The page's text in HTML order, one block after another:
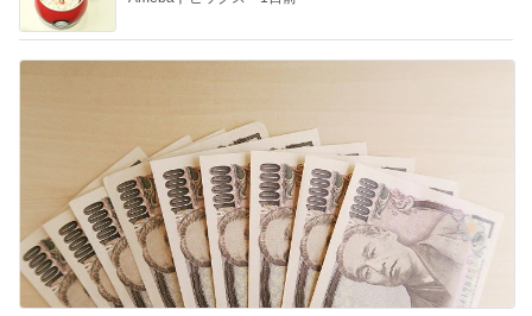
ポンコツ主婦が憧れる株主総会
Amebaトピックス 1日前
記事を読む